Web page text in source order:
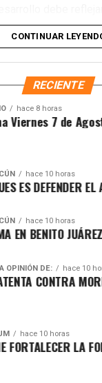
también significa
han
de los
mínimo y las
durante el
que estos avances
y justicia
que la gira
la defensa de
que, dijo,
CONTINUAR
RECIENTE
hace 8 horas
Viernes 7 de
hace 10 horas
DEFENDER EL
hace 10 horas
BENITO JUÁREZ
OPINIÓN DE: hace 10
CONTRA
hace 10 horas
LA